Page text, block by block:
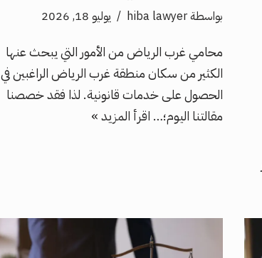
بواسطةhiba lawyer يوليو 18, 2026
محامي غرب الرياض من الأمور التي يبحث عنها
الكثير من سكان منطقة غرب الرياض الراغبين في
الحصول على خدمات قانونية. لذا فقد خصصنا
مقالتنا اليوم؛… اقرأ المزيد »